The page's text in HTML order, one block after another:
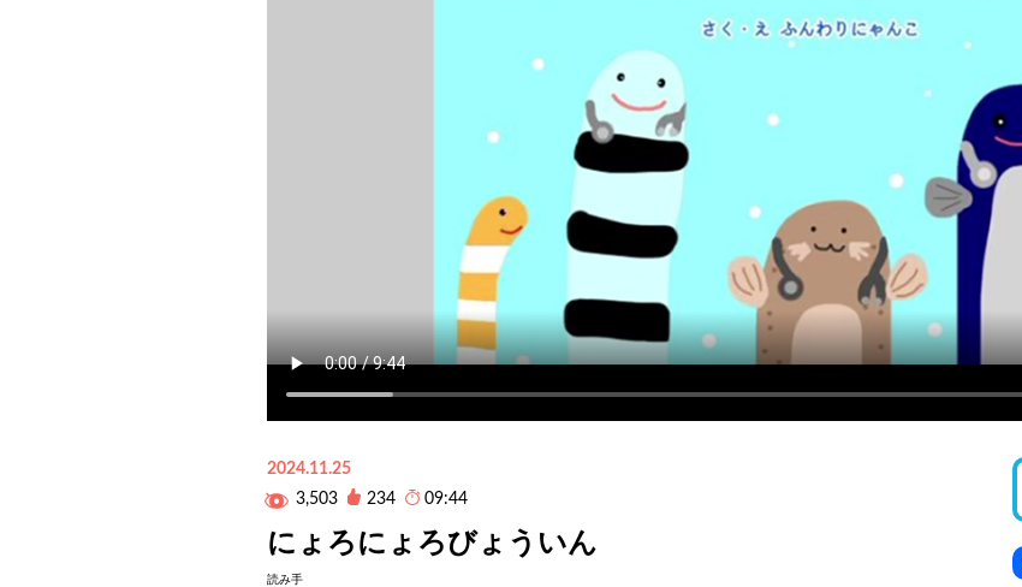
2024.11.25
3,503
234 09:44
にょろにょろびょういん
読み手